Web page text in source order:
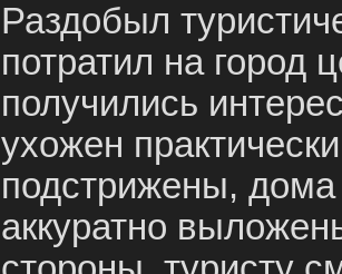
Раздобыл
потратил на город
получились
ухожен
подстрижены,
аккуратно